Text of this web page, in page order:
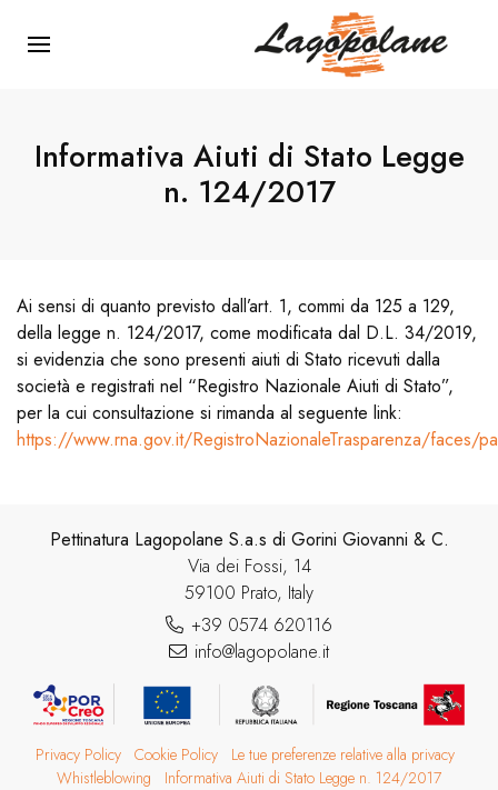
Menu Principale
Informativa Aiuti di Stato Legge
n. 124/2017
Ai sensi di quanto previsto dall’art. 1, commi da 125 a 129,
della legge n. 124/2017, come modificata dal D.L. 34/2019,
si evidenzia che sono presenti aiuti di Stato ricevuti dalla
società e registrati nel “Registro Nazionale Aiuti di Stato”,
per la cui consultazione si rimanda al seguente link:
https://www.rna.gov.it/RegistroNazionaleTrasparenza/faces/
Pettinatura Lagopolane S.a.s di Gorini Giovanni & C.
Via dei Fossi, 14
59100 Prato, Italy
+39 0574 620116
info@lagopolane.it
Privacy Policy Cookie Policy
Le tue preferenze relative alla privacy
Whistleblowing
Informativa Aiuti di Stato Legge n. 124/2017